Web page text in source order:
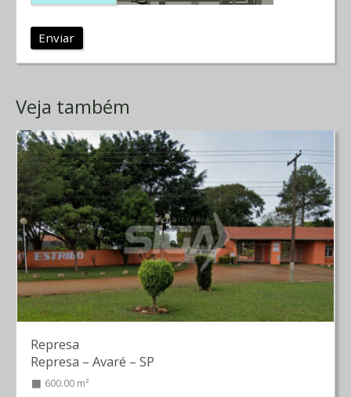
Enviar
Veja também
Represa
Represa – Avaré – SP
600.00 m²